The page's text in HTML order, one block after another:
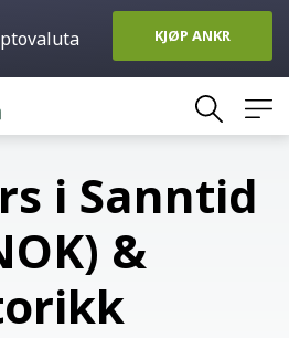
i Sanntid
&
KJØP ANKR